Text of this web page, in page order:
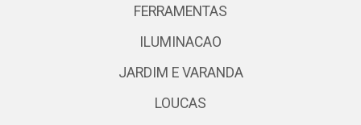
FERRAMENTAS
ILUMINACAO
JARDIM E VARANDA
LOUCAS